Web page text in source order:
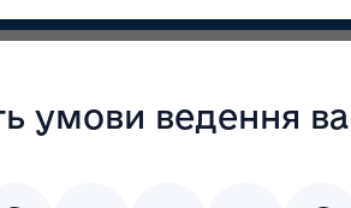
нагляд
(контроль)
засобів, крові
сертифікація